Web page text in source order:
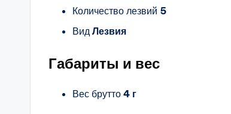
Количество лезвий 5
Вид Лезвия
Габариты и вес
Вес брутто 4 г